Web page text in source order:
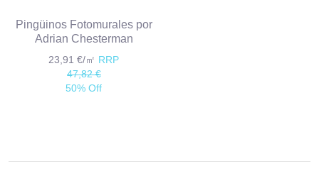
Pingüinos Fotomurales por
Adrian Chesterman
23,91 €/㎡ RRP
47,82 €
50% Off